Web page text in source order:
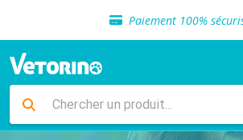
Paiement 100%
Livraison gratuite en clinique
Sélection de croquettes
Livraison gratuite en clinique
Retour gratuit en